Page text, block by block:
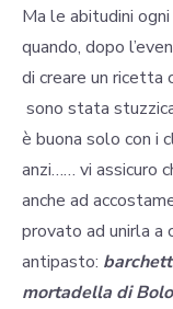
Ma le abitudini
quando, dopo
di creare un ricetta
sono stata
è buona solo con i
anzi…… vi assicuro
anche ad
provato ad unirla
antipasto:
mortadella di